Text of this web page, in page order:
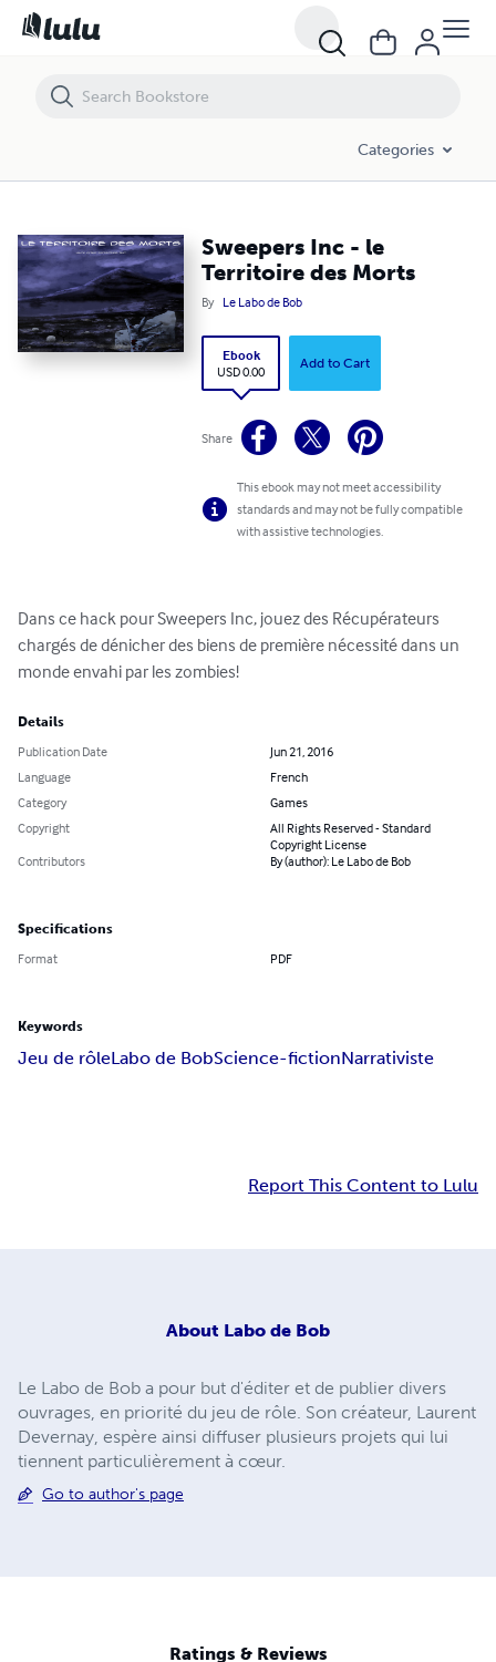
Categories
Sweepers Inc - le
Territoire des Morts
By Le Labo de Bob
Ebook
USD 0.00
Add to Cart
Share
This ebook may not meet accessibility
standards and may not be fully compatible
with assistive technologies.
Dans ce hack pour Sweepers Inc, jouez des Récupérateurs
chargés de dénicher des biens de première nécessité dans un
monde envahi par les zombies!
Details
Publication Date
Jun 21, 2016
Language
French
Category
Games
Copyright
All Rights Reserved - Standard
Copyright License
Contributors
By (author): Le Labo de Bob
Specifications
Format PDF
Keywords
Jeu de rôleLabo de BobScience-fictionNarrativiste
Report This Content to Lulu
About Labo de Bob
Le Labo de Bob a pour but d'éditer et de publier divers
ouvrages, en priorité du jeu de rôle. Son créateur, Laurent
Devernay, espère ainsi diffuser plusieurs projets qui lui
tiennent particulièrement à cœur.
Go to author's page
Ratings & Reviews
Sweepers Inc - le Territoire des Morts